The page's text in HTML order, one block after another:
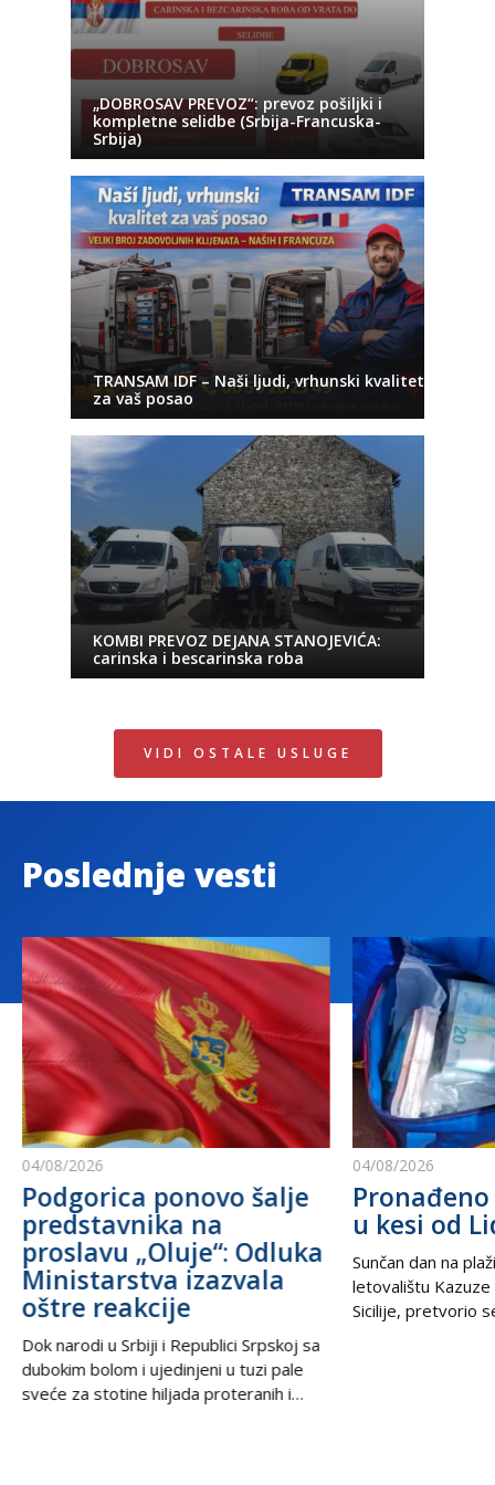
„DOBROSAV PREVOZ“: prevoz pošiljki i
kompletne selidbe (Srbija-Francuska-
Srbija)
TRANSAM IDF – Naši ljudi, vrhunski kvalitet
za vaš posao
KOMBI PREVOZ DEJANA STANOJEVIĆA:
carinska i bescarinska roba
VIDI OSTALE USLUGE
Poslednje vesti
04/08/2026
Podgorica ponovo šalje
predstavnika na
proslavu „Oluje“: Odluka
Ministarstva izazvala
oštre reakcije
Dok narodi u Srbiji i Republici Srpskoj sa
dubokim bolom i ujedinjeni u tuzi pale
sveće za stotine hiljada proteranih i
04/08/2026
Pronađeno
u kesi od
Sunčan dan na
letovalištu Kazuze
Sicilije, pretvorio